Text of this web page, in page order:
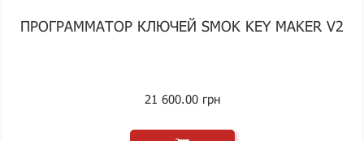
ПРОГРАММАТОР КЛЮЧЕЙ SMOK KEY MAKER V2
21 600.00 грн